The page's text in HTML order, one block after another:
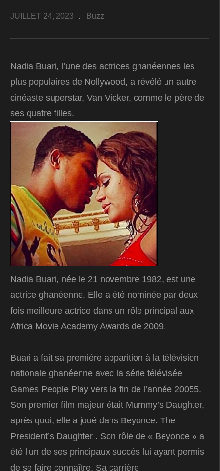
JUILLET 24, 2023 Buzz
Nadia Buari, l’une des actrices ghanéennes les
plus populaires de Nollywood, a révélé un autre
cinéaste superstar, Van Vicker, comme le père de
ses quatre filles.
Nadia Buari, née le 21 novembre 1982, est une
actrice ghanéenne. Elle a été nominée par deux
fois meilleure actrice dans un rôle principal aux
Africa Movie Academy Awards de 2009.
Buari a fait sa première apparition à la télévision
nationale ghanéenne avec la série télévisée
Games People Play vers la fin de l’année 20055.
Son premier film majeur était Mummy’s Daughter,
après quoi, elle a joué dans Beyonce: The
President’s Daughter . Son rôle de « Beyonce » a
été l’un de ses principaux succès lui ayant permis
de se faire connaître. Sa carrière